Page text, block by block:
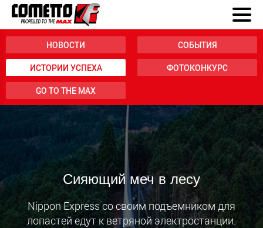
НОВОСТИ СОБЫТИЯ
ИСТОРИИ УСПЕХА ФОТОКОНКУРС
GO TO THE MAX
Сияющий меч в лесу
Nippon Express со своим подъемником для
лопастей едут к ветряной электростанции.